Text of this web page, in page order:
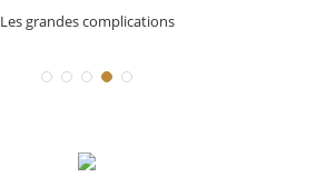
Les grandes complications